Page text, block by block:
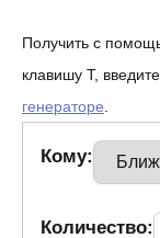
Получить с
клавишу T,
генераторе.
Кому:
Количество: